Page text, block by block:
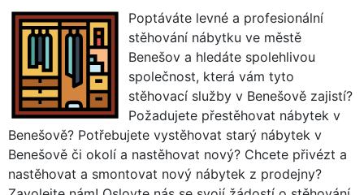
Poptáváte levné a profesionální
stěhování nábytku ve městě
Benešov a hledáte spolehlivou
společnost, která vám tyto
stěhovací služby v Benešově zajistí?
Požadujete přestěhovat nábytek v
Benešově? Potřebujete vystěhovat starý nábytek v
Benešově či okolí a nastěhovat nový? Chcete přivézt a
nastěhovat a smontovat nový nábytek z prodejny?